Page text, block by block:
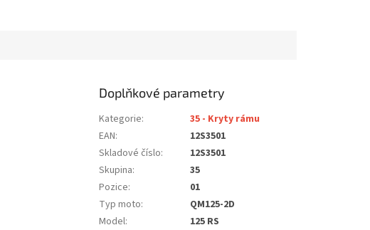
Doplňkové parametry
Kategorie:
35 - Kryty rámu
EAN:
12S3501
Skladové číslo:
12S3501
Skupina:
35
Pozice:
01
Typ moto:
QM125-2D
Model:
125 RS